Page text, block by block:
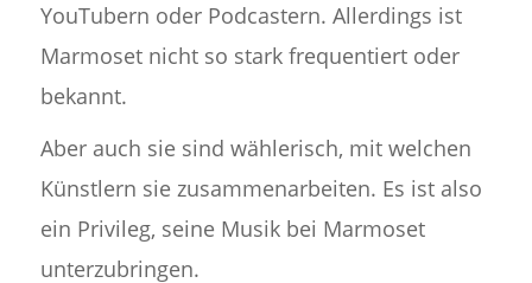
YouTubern oder Podcastern. Allerdings ist
Marmoset nicht so stark frequentiert oder
bekannt.
Aber auch sie sind wählerisch, mit welchen
Künstlern sie zusammenarbeiten. Es ist also
ein Privileg, seine Musik bei Marmoset
unterzubringen.